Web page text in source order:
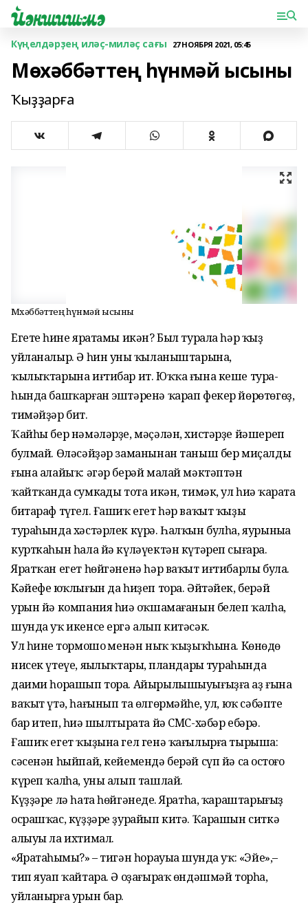
Күңелдәрҙең иләҫ-миләҫ сағы 27 НОЯБРЯ 2021, 05:45
Мөхәббәттең һүнмәй ысыны
Ҡыҙҙарға
Мөхәббәттең һүнмәй ысыны
Егетең һине яратамы икән? Был турала һәр ҡыҙ
уйланалыр. Ә һин уның ҡыланыштарына,
ҡылыҡтарына иғтибар ит. Юҡҡа ғына кеше тура­
һында башҡарған эштәренә ҡарап фекер йөрө­төгөҙ,
тимәйҙәр бит.
Ҡайһы бер нәмәләрҙе, мәҫәлән, хистәрҙе йәшереп
булмай. Өләсәйҙәр заманынан таныш бер миҫалды
ғына алайыҡ: әгәр берәй малай мәктәптән
ҡайтҡанда сумкаңды тота икән, тимәк, ул һиңә ҡарата
битараф түгел. Ғашиҡ егет һәр ваҡыт ҡыҙы
тураһында хәстәрлек күрә. Һалҡын булһа, яурыныңа
курткаһын һала йә күләүектән күтәреп сығара.
Яратҡан егет һөйгәненә һәр ваҡыт иғтибарлы була.
Кәйефең юҡлығын да һиҙеп тора. Әйтәйек, берәй
урын йә компания һиңә оҡшамағанын белеп ҡалһа,
шунда уҡ икенсе ергә алып китәсәк.
Ул һинең тормошоң менән ныҡ ҡыҙыҡһына. Көнөңдөң
нисек үтеүе, яңылыҡтарың, пландарың тураһында
даими һорашып тора. Айырылышыуығыҙға аҙ ғына
ваҡыт үтә, һағынып та өлгөрмәй­һең, ул, юҡ сәбәпте
бар итеп, һиңә шылтырата йә СМС-хәбәр ебәрә.
Ғашиҡ егет ҡыҙына гел генә ҡағылырға тырыша:
сәсенән һыйпай, кейемендә берәй сүп йә саң ос­тоғо
күреп ҡалһа, уны алып ташлай.
Күҙҙәре лә һата һөйгәнеңде. Яратһа, ҡараштарығыҙ
осрашҡас, күҙҙәре ҙурайып китә. Ҡарашын ситкә
алыуы ла ихтимал.
«Яратаһыңмы?» – тигән һорауыңа шунда уҡ: «Эйе»,–
тип яуап ҡайтара. Ә оҙағыраҡ өндәшмәй торһа,
уйланырға урын бар.